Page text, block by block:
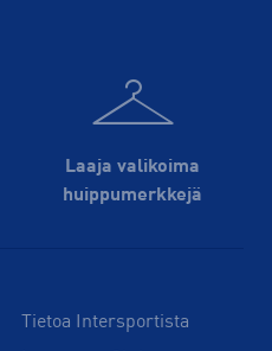
Laaja valikoima
huippu­merkkejä
Tietoa Intersportista